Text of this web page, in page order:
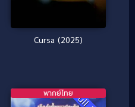
Cursa (2025)
พากย์ไทย